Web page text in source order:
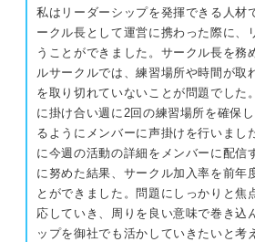
私はリーダーシップを発揮できる人材
ークル長として運営に携わった際に、
うことができました。サークル長を務
ルサークルでは、練習場所や時間が取
を取り切れていないことが問題でした
に掛け合い週に2回の練習場所を確保
るようにメンバーに声掛けを行いまし
に今週の活動の詳細をメンバーに配信
に努めた結果、サークル加入率を前年
とができました。問題にしっかりと焦
応していき、周りを良い意味で巻き込
ップを御社でも活かしていきたいと考